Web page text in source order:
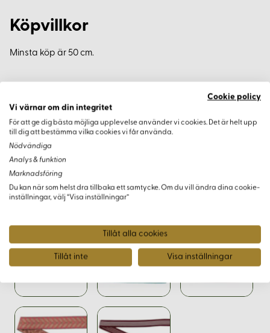
Köpvillkor
Minsta köp är 50 cm.
Varianter
Cookie policy
Vi värnar om din integritet
För att ge dig bästa möjliga upplevelse använder vi cookies. Det är helt upp
till dig att bestämma vilka cookies vi får använda.
Nödvändiga
Analys & funktion
Marknadsföring
Du kan när som helst dra tillbaka ett samtycke. Om du vill ändra dina cookie-
inställningar, välj “Visa inställningar”
Tillåt alla cookies
Tillåt inte Visa inställningar